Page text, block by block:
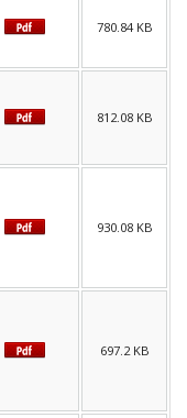
780.84 KB
812.08 KB
930.08 KB
697.2 KB